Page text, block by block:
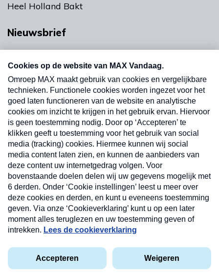
Heel Holland Bakt
Nieuwsbrief
nieuwsbrief. Elke vrijdag- en dinsdagochtend in
uw mailbox.
Verzend
Privacyverklaring
Cookieverklaring
Kwetsbaarheid melden
Nieuwsbrief
Neem hier een gratis abonnement op onze
nieuwsbrief. Elke vrijdag- en dinsdagochtend in uw